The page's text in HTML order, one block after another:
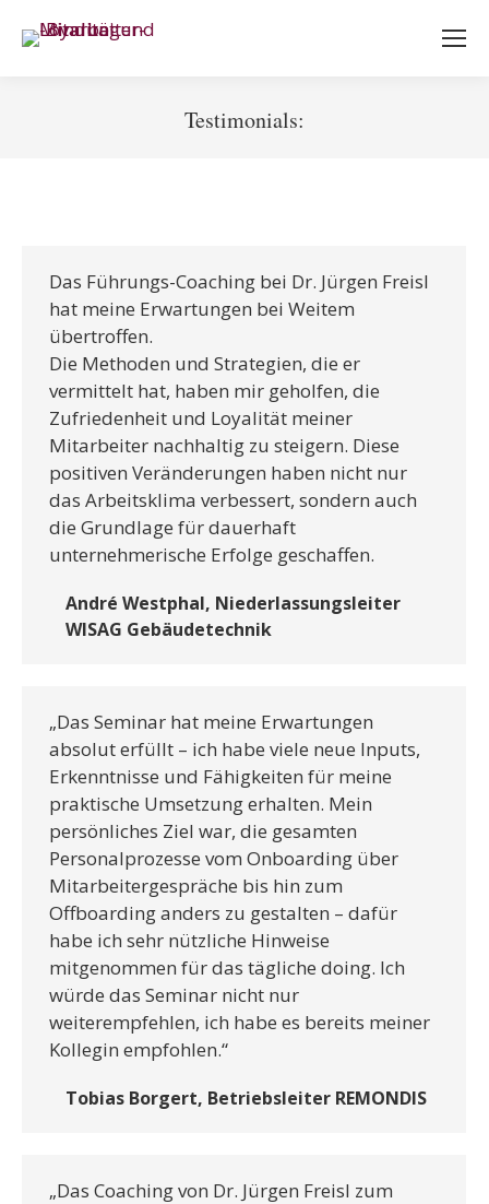
Testimonials:
Das Führungs-Coaching bei Dr. Jürgen Freisl
hat meine Erwartungen bei Weitem
übertroffen.
Die Methoden und Strategien, die er
vermittelt hat, haben mir geholfen, die
Zufriedenheit und Loyalität meiner
Mitarbeiter nachhaltig zu steigern. Diese
positiven Veränderungen haben nicht nur
das Arbeitsklima verbessert, sondern auch
die Grundlage für dauerhaft
unternehmerische Erfolge geschaffen.
André Westphal, Niederlassungsleiter
WISAG Gebäudetechnik
„Das Seminar hat meine Erwartungen
absolut erfüllt – ich habe viele neue Inputs,
Erkenntnisse und Fähigkeiten für meine
praktische Umsetzung erhalten. Mein
persönliches Ziel war, die gesamten
Personalprozesse vom Onboarding über
Mitarbeitergespräche bis hin zum
Offboarding anders zu gestalten – dafür
habe ich sehr nützliche Hinweise
mitgenommen für das tägliche doing. Ich
würde das Seminar nicht nur
weiterempfehlen, ich habe es bereits meiner
Kollegin empfohlen.“
Tobias Borgert, Betriebsleiter REMONDIS
„Das Coaching von Dr. Jürgen Freisl zum